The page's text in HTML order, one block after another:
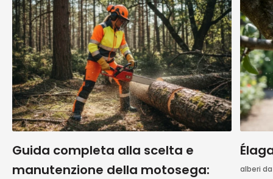
Guida completa alla scelta e
manutenzione della motosega:
alberi